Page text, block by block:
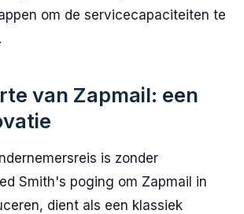
om de servicecapaciteiten te
van Zapmail: een
is zonder
Smith's poging om Zapmail in
dient als een klassiek